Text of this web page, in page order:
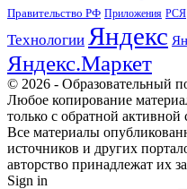
Правительство РФ Приложения РСЯ
Технологии Яндекс
Яндекс.Маркет
© 2026 - Образовательный
Любое копирование
только с обратной активной
Все материалы
источников и других
авторство принадлежат их
Sign in